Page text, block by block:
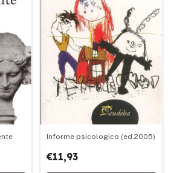
Informe psicologico (ed.2005)
€11,93